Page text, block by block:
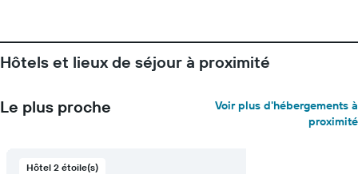
Hôtels et lieux de séjour à proximité
Le plus proche
Voir plus d'hébergements à
proximité
Hôtel 2 étoile(s)